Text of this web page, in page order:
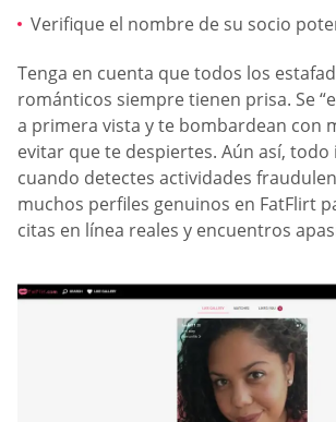
Verifique el nombre de su socio
Tenga en cuenta que todos los
románticos siempre tienen prisa. Se
a primera vista y te bombardean con
evitar que te despiertes. Aún así, todo
cuando detectes actividades
muchos perfiles genuinos en FatFlirt
citas en línea reales y encuentros